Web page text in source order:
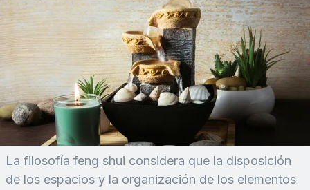
La filosofía feng shui considera que la disposición
de los espacios y la organización de los elementos